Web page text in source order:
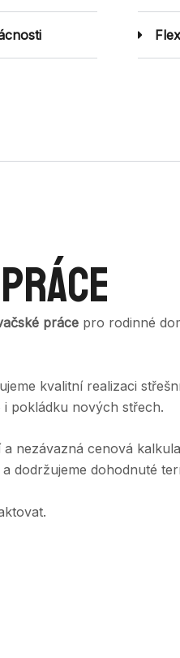
práce pro rodinné
kvalitní realizaci
pokládku nových střech.
nezávazná cenová
dodržujeme dohodnuté